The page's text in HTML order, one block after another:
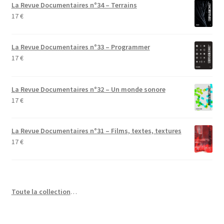
La Revue Documentaires n°34 – Terrains
17€
La Revue Documentaires n°33 – Programmer
17€
La Revue Documentaires n°32 – Un monde sonore
17€
La Revue Documentaires n°31 – Films, textes, textures
17€
Toute la collection…